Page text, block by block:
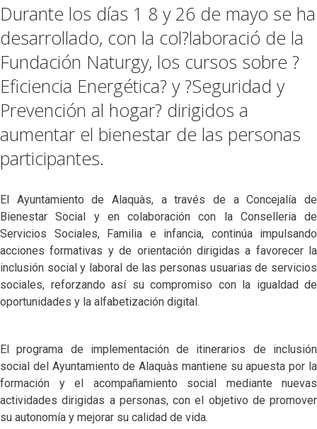
Durante los días 1 8 y 26 de mayo se ha
desarrollado, con la col?laboració de la
Fundación Naturgy, los cursos sobre ?
Eficiencia Energética? y ?Seguridad y
Prevención al hogar? dirigidos a
aumentar el bienestar de las personas
participantes.
El Ayuntamiento de Alaquàs, a través de a Concejalía de
Bienestar Social y en colaboración con la Conselleria de
Servicios Sociales, Familia e infancia, continúa impulsando
acciones formativas y de orientación dirigidas a favorecer la
inclusión social y laboral de las personas usuarias de servicios
sociales, reforzando así su compromiso con la igualdad de
oportunidades y la alfabetización digital.
El programa de implementación de itinerarios de inclusión
social del Ayuntamiento de Alaquàs mantiene su apuesta por la
formación y el acompañamiento social mediante nuevas
actividades dirigidas a personas, con el objetivo de promover
su autonomía y mejorar su calidad de vida.